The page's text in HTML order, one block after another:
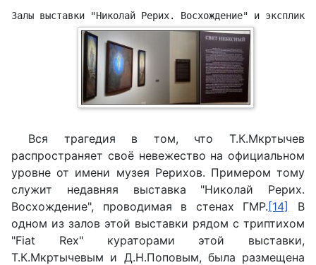
Залы выставки "Николай Рерих. Восхождение" и
Вся трагедия в том, что Т.К.Мкртычев
распространяет своё невежество на официальном
уровне от имени музея Рерихов. Примером тому
служит недавняя выставка "Николай Рерих.
Восхождение", проводимая в стенах ГМР.[14]
В
одном из залов этой выставки рядом с триптихом
"Fiat Rex" кураторами этой выставки,
Т.К.Мкртычевым и Д.Н.Поповым, была размещена